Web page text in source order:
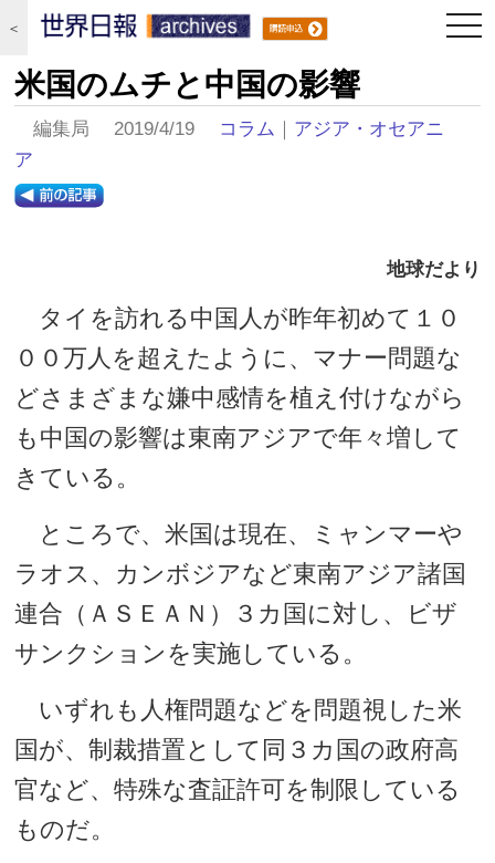
＜
米国のムチと中国の影響
編集局 2019/4/19 コラム ｜ アジア・オセアニ
ア
地球だより
タイを訪れる中国人が昨年初めて１０
００万人を超えたように、マナー問題な
どさまざまな嫌中感情を植え付けながら
も中国の影響は東南アジアで年々増して
きている。
ところで、米国は現在、ミャンマーや
ラオス、カンボジアなど東南アジア諸国
連合（ＡＳＥＡＮ）３カ国に対し、ビザ
サンクションを実施している。
いずれも人権問題などを問題視した米
国が、制裁措置として同３カ国の政府高
官など、特殊な査証許可を制限している
ものだ。